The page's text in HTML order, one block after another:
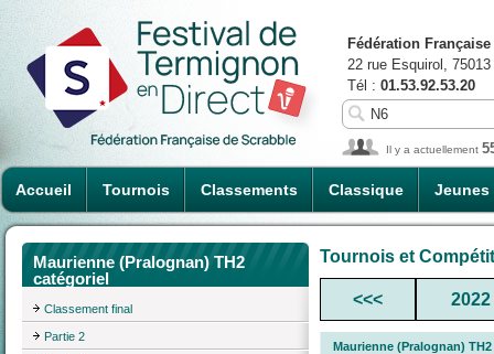
Accueil Tournois Classements Classique Jeunes
Fédération
22 rue Esquirol,
Tél : 01.53.92.53.20
Il y a actuellement
Maurienne (Pralognan) TH2
catégoriel
Classement final
Partie 2
Tournois et
<<< 2022
Maurienne (Pralognan)